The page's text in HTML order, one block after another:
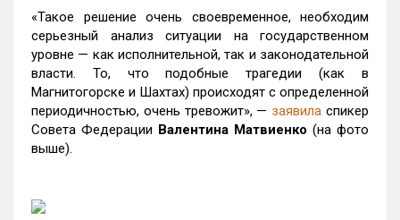
«Такое решение очень своевременное, необходим
серьезный анализ ситуации на государственном
уровне — как исполнительной, так и законодательной
власти. То, что подобные трагедии (как в
Магнитогорске и Шахтах) происходят с определенной
периодичностью, очень тревожит», — заявила спикер
Совета Федерации Валентина Матвиенко (на фото
выше).